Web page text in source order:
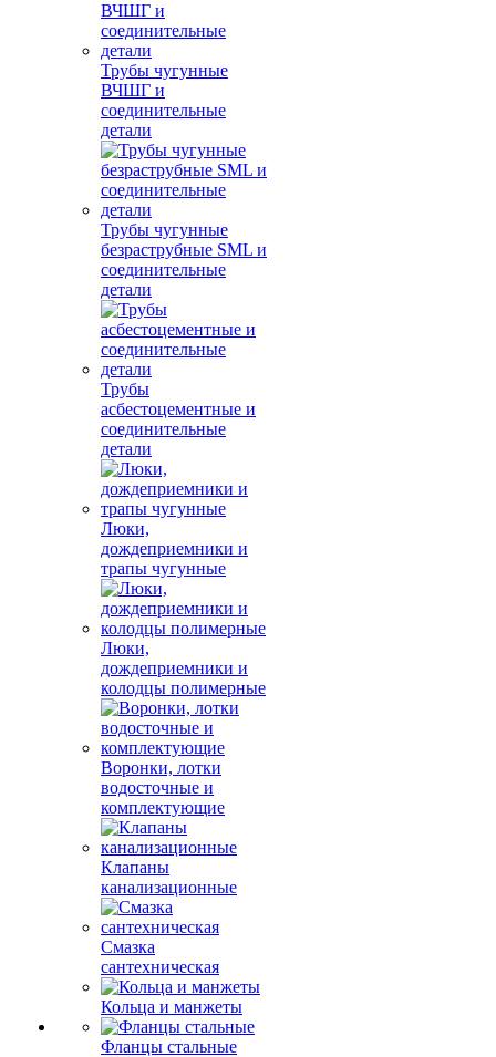
Трубы чугунные
ВЧШГ и
соединительные
детали
Трубы чугунные
безраструбные SML и
соединительные
детали
Трубы
асбестоцементные и
соединительные
детали
Люки,
дождеприемники и
трапы чугунные
Люки,
дождеприемники и
колодцы полимерные
Воронки, лотки
водосточные и
комплектующие
Клапаны
канализационные
Смазка
сантехническая
Кольца и манжеты
Фланцы стальные